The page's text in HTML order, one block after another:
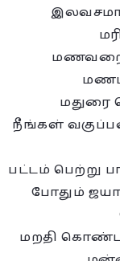
மதுரை
நீங்கள்
பட்டம் பெற்று
போதும்
மறதி கொண்ட